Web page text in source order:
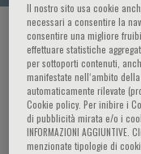
HOME PAGE / CORSI
Dina Sreng
Il nostro sito usa cookie
necessari a consentire la
consentire una migliore
effettuare statistiche
per sottoporti contenuti,
manifestate nell‘ambito
automaticamente rilevate
Cookie policy. Per inibire i
di pubblicità mirata e/o i
INFORMAZIONI
menzionate tipologie di